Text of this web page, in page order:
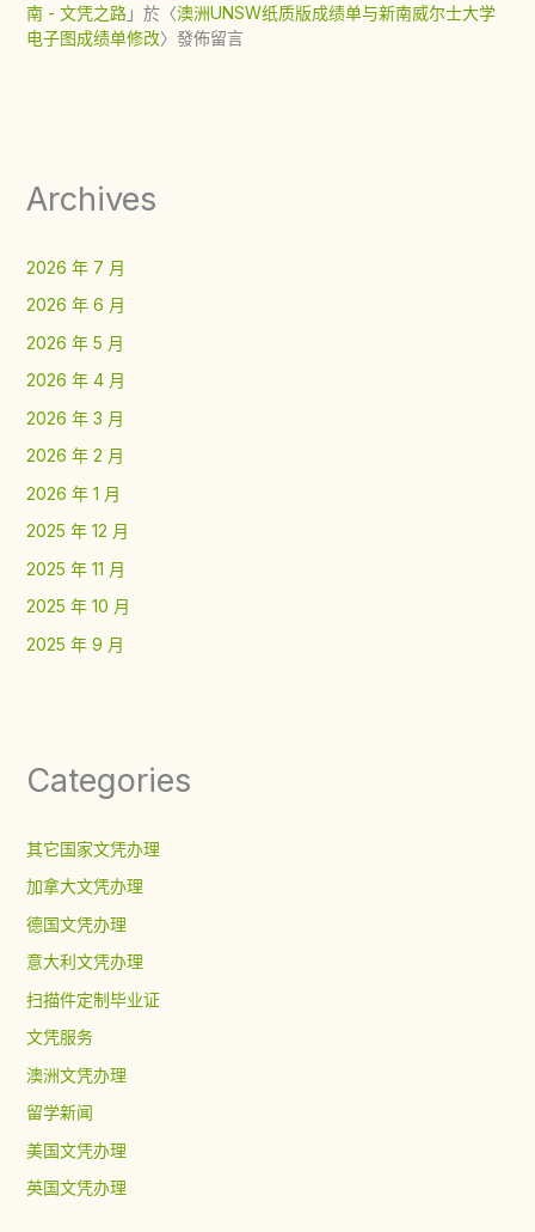
南 - 文凭之路」於〈澳洲UNSW纸质版成绩单与新南威尔士大学
电子图成绩单修改〉發佈留言
Archives
2026 年 7 月
2026 年 6 月
2026 年 5 月
2026 年 4 月
2026 年 3 月
2026 年 2 月
2026 年 1 月
2025 年 12 月
2025 年 11 月
2025 年 10 月
2025 年 9 月
Categories
其它国家文凭办理
加拿大文凭办理
德国文凭办理
意大利文凭办理
扫描件定制毕业证
文凭服务
澳洲文凭办理
留学新闻
美国文凭办理
英国文凭办理